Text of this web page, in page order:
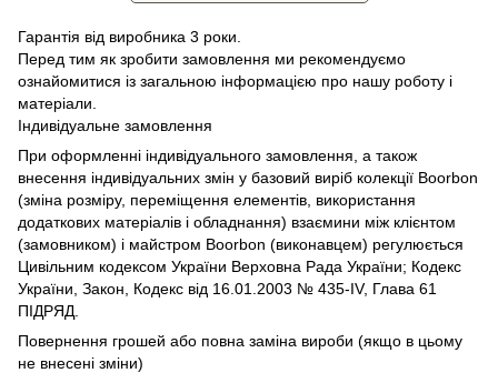
Гарантія від виробника 3 роки.
Перед тим як зробити замовлення ми рекомендуємо
ознайомитися із загальною інформацією про нашу роботу і
матеріали.
Індивідуальне замовлення
При оформленні індивідуального замовлення, а також
внесення індивідуальних змін у базовий виріб колекції Boorbon
(зміна розміру, переміщення елементів, використання
додаткових матеріалів і обладнання) взаємини між клієнтом
(замовником) і майстром Boorbon (виконавцем) регулюється
Цивільним кодексом України Верховна Рада України; Кодекс
України, Закон, Кодекс від 16.01.2003 № 435-IV, Глава 61
ПІДРЯД.
Повернення грошей або повна заміна вироби (якщо в цьому
не внесені зміни)